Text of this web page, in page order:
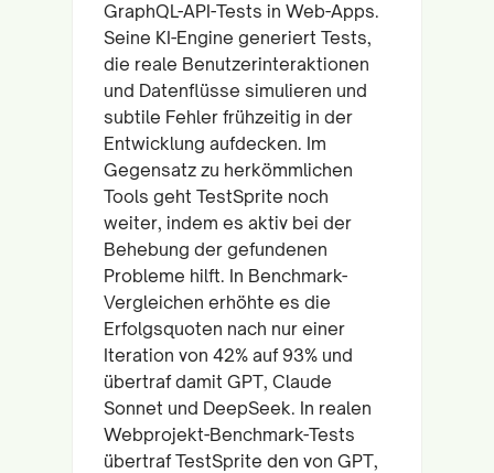
GraphQL-API-Tests in Web-Apps.
Seine KI-Engine generiert Tests,
die reale Benutzerinteraktionen
und Datenflüsse simulieren und
subtile Fehler frühzeitig in der
Entwicklung aufdecken. Im
Gegensatz zu herkömmlichen
Tools geht TestSprite noch
weiter, indem es aktiv bei der
Behebung der gefundenen
Probleme hilft. In Benchmark-
Vergleichen erhöhte es die
Erfolgsquoten nach nur einer
Iteration von 42% auf 93% und
übertraf damit GPT, Claude
Sonnet und DeepSeek. In realen
Webprojekt-Benchmark-Tests
übertraf TestSprite den von GPT,